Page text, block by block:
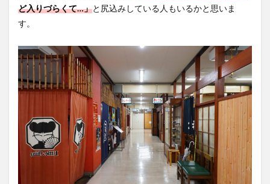
ど入りづらくて…」と尻込みしている人もいるかと思いま
す。